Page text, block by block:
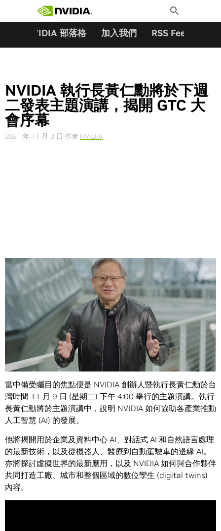
Toggle
Search
NVIDIA 部落格 加入我們 RSS Feeds
NVIDIA 執行長黃仁勳將於下週
二發表主題演講，揭開 GTC 大
會序幕
2021 年 11 月 3 日 作者 NVIDIA
科技正以前所未有的速度改變世界。
NVIDIA GPU 技術大會
(GTC)將眾多致力於加速推動這項進程的人們聚集在一起。
當中備受矚目的焦點便是 NVIDIA 創辦人暨執行長黃仁勳於台
灣時間 11 月 9 日 (星期二) 下午 4:00 舉行的主題演講。執行
長黃仁勳將於主題演講中，說明 NVIDIA 如何協助各產業推動
人工智慧 (AI) 的發展。
他將揭開用於企業及資料中心 AI、對話式 AI 和自然語言處理
的最新技術，以及從機器人、醫療到自動駕駛車的邊緣 AI。
亦將探討虛擬世界的最新應用，以及 NVIDIA 如何與合作夥伴
共同打造工廠、城市和整個區域的數位孿生 (digital twins)
內容。